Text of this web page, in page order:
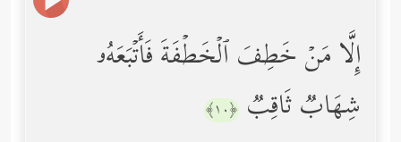
إِلَّا مَنۡ خَطِفَ ٱلۡخَطۡفَةَ فَأَتۡبَعَهُۥ
شِهَابࣱ ثَاقِبࣱ ﴿١٠﴾